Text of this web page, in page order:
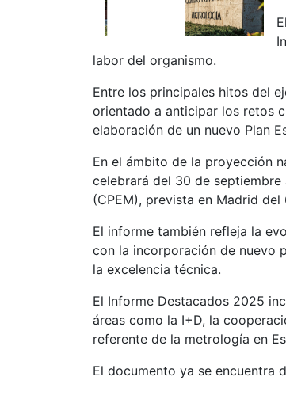
labor del organismo.
Entre los principales hitos del
orientado a anticipar los retos
elaboración de un nuevo Plan
En el ámbito de la proyección
celebrará del 30 de
(CPEM), prevista en Madrid
El informe también refleja la
con la incorporación de nuevo
la excelencia técnica.
El Informe Destacados 2025
áreas como la I+D, la
referente de la metrología en
El documento ya se encuentra